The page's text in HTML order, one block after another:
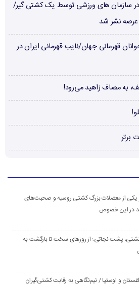
در سازمان های ورزشی توسط یک کشتی گیر/
عرصه نشر شد
قهرمانی جهان/نایب قهرمانی ایران در
به مصاف زاهید می‌رود!
یکی از معضلات بزرگ کشتی روسیه و صحبت‌های
در این خصوص
کشتی، پشت نجاتی؛ از روزهای سخت تا بازگشت به
و اوستیا / نیم‌نگاهی به رقابت کشتی‌گیران